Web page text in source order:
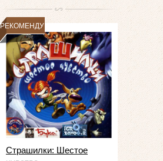
РЕКОМЕНДУЕМ
Страшилки: Шестое